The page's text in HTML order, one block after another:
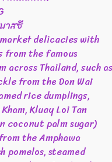
าสซี
delicacies with
from the famous
Thailand, such
from the Don Wai
rice dumplings,
Kluay Loi Tan
coconut palm sugar)
the Amphawa
pomelos, steamed